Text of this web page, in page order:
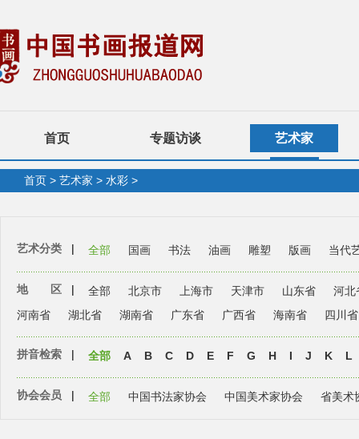
首页 专题访谈 艺术家
首页 > 艺术家 > 水彩 >
艺术分类 | 全部 国画 书法 油画 雕塑 版画 当代
地 区 | 全部 北京市 上海市 天津市 山东省
河北
河南省
湖北省 湖南省 广东省 广西省 海南省 四川省
拼音检索 | 全部 A B C D E F G H I J K L
协会会员 | 全部 中国书法家协会 中国美术家协会 省美术